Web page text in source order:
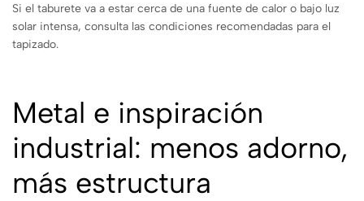
Si el taburete va a estar cerca de una fuente de calor o bajo luz
solar intensa, consulta las condiciones recomendadas para el
tapizado.
Metal e inspiración
industrial: menos adorno,
más estructura